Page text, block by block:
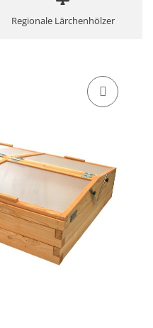
Regionale Lärchenhölzer